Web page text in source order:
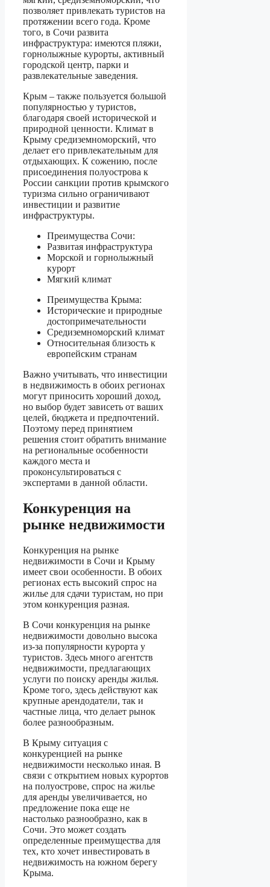
позволяет привлекать туристов на
протяжении всего года. Кроме
того, в Сочи развита
инфраструктура: имеются пляжи,
горнолыжные курорты, активный
городской центр, парки и
развлекательные заведения.
Крым – также пользуется большой
популярностью у туристов,
благодаря своей исторической и
природной ценности. Климат в
Крыму средиземноморский, что
делает его привлекательным для
отдыхающих. К сожению, после
присоединения полуострова к
России санкции против крымского
туризма сильно ограничивают
инвестиции и развитие
инфраструктуры.
Преимущества Сочи:
Развитая инфраструктура
Морской и горнолыжный
курорт
Мягкий климат
Преимущества Крыма:
Исторические и природные
достопримечательности
Средиземноморский климат
Относительная близость к
европейским странам
Важно учитывать, что инвестиции
в недвижимость в обоих регионах
могут приносить хороший доход,
но выбор будет зависеть от ваших
целей, бюджета и предпочтений.
Поэтому перед принятием
решения стоит обратить внимание
на региональные особенности
каждого места и
проконсультироваться с
экспертами в данной области.
Конкуренция на
рынке недвижимости
Конкуренция на рынке
недвижимости в Сочи и Крыму
имеет свои особенности. В обоих
регионах есть высокий спрос на
жилье для сдачи туристам, но при
этом конкуренция разная.
В Сочи конкуренция на рынке
недвижимости довольно высока
из-за популярности курорта у
туристов. Здесь много агентств
недвижимости, предлагающих
услуги по поиску аренды жилья.
Кроме того, здесь действуют как
крупные арендодатели, так и
частные лица, что делает рынок
более разнообразным.
В Крыму ситуация с
конкуренцией на рынке
недвижимости несколько иная. В
связи с открытием новых курортов
на полуострове, спрос на жилье
для аренды увеличивается, но
предложение пока еще не
настолько разнообразно, как в
Сочи. Это может создать
определенные преимущества для
тех, кто хочет инвестировать в
недвижимость на южном берегу
Крыма.